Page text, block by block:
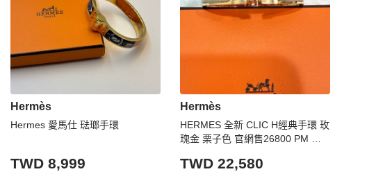
Hermès
Hermes 愛馬仕 琺瑯手環
TWD 8,999
Hermès
HERMES 全新 CLIC H經典手環 玫
瑰金 栗子色 官網售26800 PM 小
TWD 22,580